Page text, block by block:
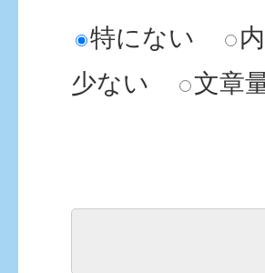
特にない
少ない
文章